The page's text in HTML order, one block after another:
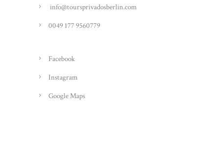
info@toursprivadosberlin.com
0049 177 9560779
Facebook
Instagram
Google Maps